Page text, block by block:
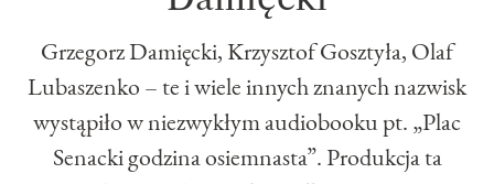
Grzegorz Damięcki, Krzysztof Gosztyła, Olaf
Lubaszenko – te i wiele innych znanych nazwisk
wystąpiło w niezwykłym audiobooku pt. „Plac
Senacki godzina osiemnasta”. Produkcja ta